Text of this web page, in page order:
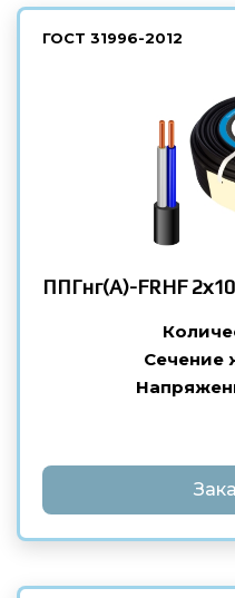
ГОСТ 31996-2012
ППГнг(А)-FRHF2х10
Сечение